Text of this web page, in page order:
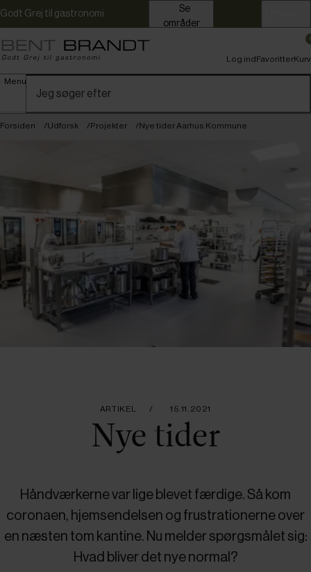
Godt Grej til gastronomi
områder
Menu
Log indFavoritterKurv
Forsiden Udforsk Projekter Nye tider Aarhus Kommune
ARTIKEL 15.11.2021
Nye tider
Håndværkerne var lige blevet færdige. Så kom
coronaen, hjemsendelsen og frustrationerne over
en næsten tom kantine. Nu melder spørgsmålet sig:
Hvad bliver det nye normal?